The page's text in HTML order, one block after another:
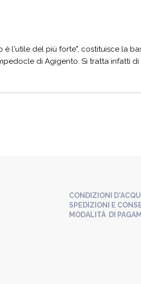
è l'utile del più forte", costituisce la
di Agigento. Si tratta infatti di
CONDIZIONI
SPEDIZIONI E
MODALITÀ DI